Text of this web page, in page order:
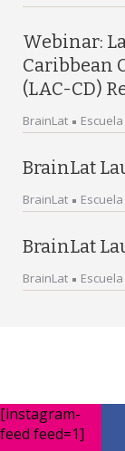
Webinar:
Caribbean
(LAC-CD)
BrainLat
BrainLat
BrainLat
BrainLat
BrainLat
[instagram-
feed feed=1]